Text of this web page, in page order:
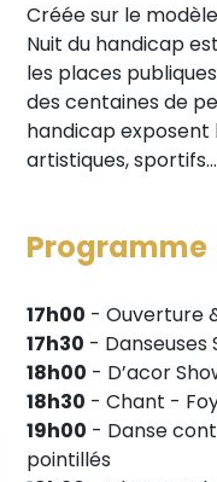
Créée sur le
Nuit du handicap
les places
des centaines de
handicap
artistiques, sportifs…
Programme
17h00 - Ouverture
17h30 - Danseuses
18h00 - D’acor
18h30 - Chant -
19h00 - Danse
pointillés